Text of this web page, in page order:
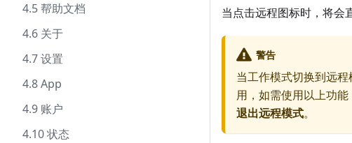
4.5 帮助文档
4.6 关于
4.7 设置
4.8 App
4.9 账户
4.10 状态
当点击远程图标时，将会
警告
当工作模式切换到远
用，如需使用以上功
退出远程模式。